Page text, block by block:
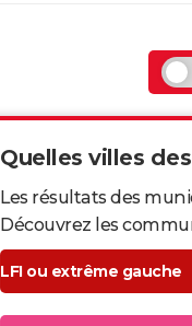
Quelles villes
Les résultats des
Découvrez les
LFI ou extrême gauche